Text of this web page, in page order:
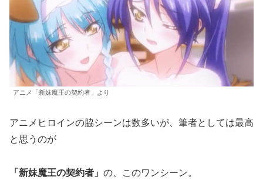
アニメ「新妹魔王の契約者」より
アニメヒロインの脇シーンは数多いが、筆者としては最高
と思うのが
「新妹魔王の契約者」 の、このワンシーン。